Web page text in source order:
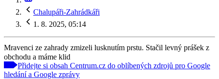
Chalupáři-Zahrádkáři
1. 8. 2025, 05:14
Mravenci ze zahrady zmizeli lusknutím prstu. Stačil levný prášek z
obchodu a máme klid
Přidejte si obsah Centrum.cz do oblíbených zdrojů pro Google
hledání a Google zprávy